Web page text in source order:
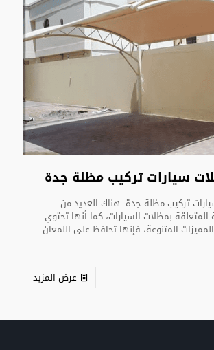
سيارات تركيب مظلة جدة
تركيب مظلة جدة هناك العديد من
المتعلقة بمظلات السيارات، كما أنها تحتوي
المتنوعة، فإنها تحافظ على اللمعان
عرض المزيد